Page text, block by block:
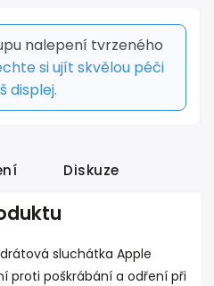
nalepení tvrzeného
si ujít skvělou péči
displej.
Diskuze
sluchátka Apple
proti poškrábání a odření při